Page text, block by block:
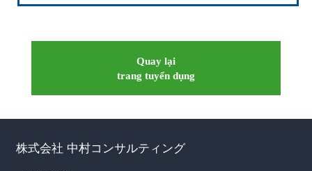
Quay lại
trang tuyển dụng
株式会社 中村コンサルティング